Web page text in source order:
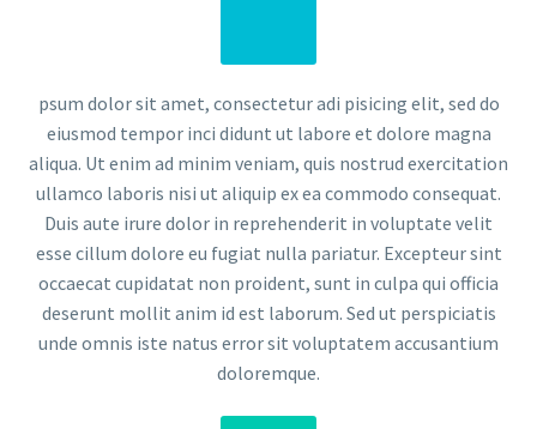
psum dolor sit amet, consectetur adi pisicing elit, sed do
eiusmod tempor inci didunt ut labore et dolore magna
aliqua. Ut enim ad minim veniam, quis nostrud exercitation
ullamco laboris nisi ut aliquip ex ea commodo consequat.
Duis aute irure dolor in reprehenderit in voluptate velit
esse cillum dolore eu fugiat nulla pariatur. Excepteur sint
occaecat cupidatat non proident, sunt in culpa qui officia
deserunt mollit anim id est laborum. Sed ut perspiciatis
unde omnis iste natus error sit voluptatem accusantium
doloremque.